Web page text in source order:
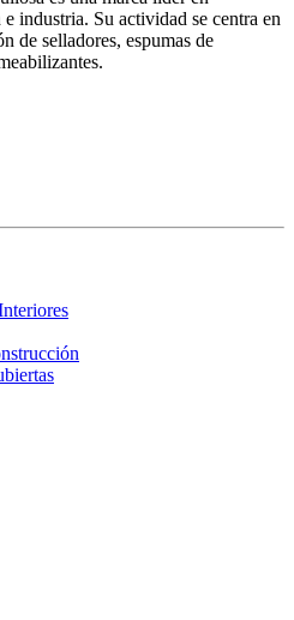
industria. Su actividad se centra en
de selladores, espumas de
QuilosaSelenaIberia/